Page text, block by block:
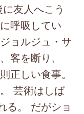
友人へこう
呼吸してい
ョルジュ・サ
客を断り、
正しい食事。
芸術はしば
る。 だがショ